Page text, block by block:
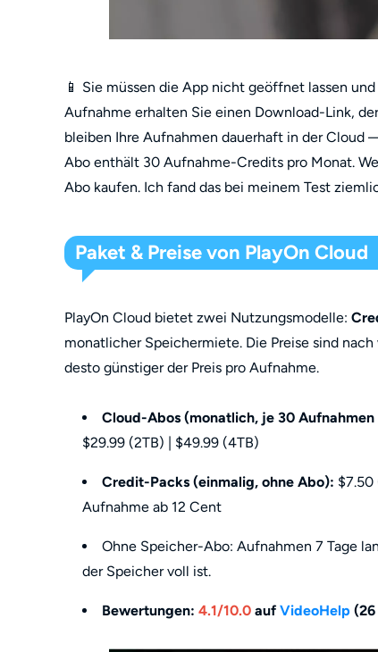
📱 Sie müssen die App nicht geöffnet lassen
Aufnahme erhalten Sie einen Download-Link,
bleiben Ihre Aufnahmen dauerhaft in der Cloud
Abo enthält 30 Aufnahme-Credits pro Monat.
Abo kaufen. Ich fand das bei meinem Test
Paket & Preise von PlayOn Cloud
PlayOn Cloud bietet zwei Nutzungsmodelle:
monatlicher Speichermiete. Die Preise sind
desto günstiger der Preis pro Aufnahme.
Cloud-Abos (monatlich, je 30 Aufnahmen
$29.99 (2TB) | $49.99 (4TB)
Credit-Packs (einmalig, ohne Abo):
Aufnahme ab 12 Cent
Ohne Speicher-Abo: Aufnahmen 7 Tage
der Speicher voll ist.
Bewertungen: 4.1/10.0 aufVideoHelp